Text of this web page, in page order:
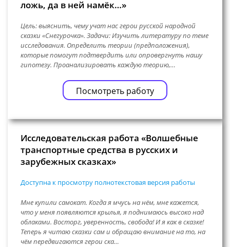
ложь, да в ней намёк…»
Цель: выяснить, чему учат нас герои русской народной
сказки «Снегурочка». Задачи: Изучить литературу по теме
исследования. Определить теории (предположения),
которые помогут подтвердить или опровергнуть нашу
гипотезу. Проанализировать каждую теорию,…
Посмотреть работу
Исследовательская работа «Волшебные
транспортные средства в русских и
зарубежных сказках»
Доступна к просмотру полнотекстовая версия работы
Мне купили самокат. Когда я мчусь на нём, мне кажется,
что у меня появляются крылья, я поднимаюсь высоко над
облаками. Восторг, уверенность, свобода! И я как в сказке!
Теперь я читаю сказки сам и обращаю внимание на то, на
чём передвигаются герои ска…